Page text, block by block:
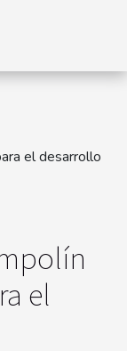
el desarrollo
el